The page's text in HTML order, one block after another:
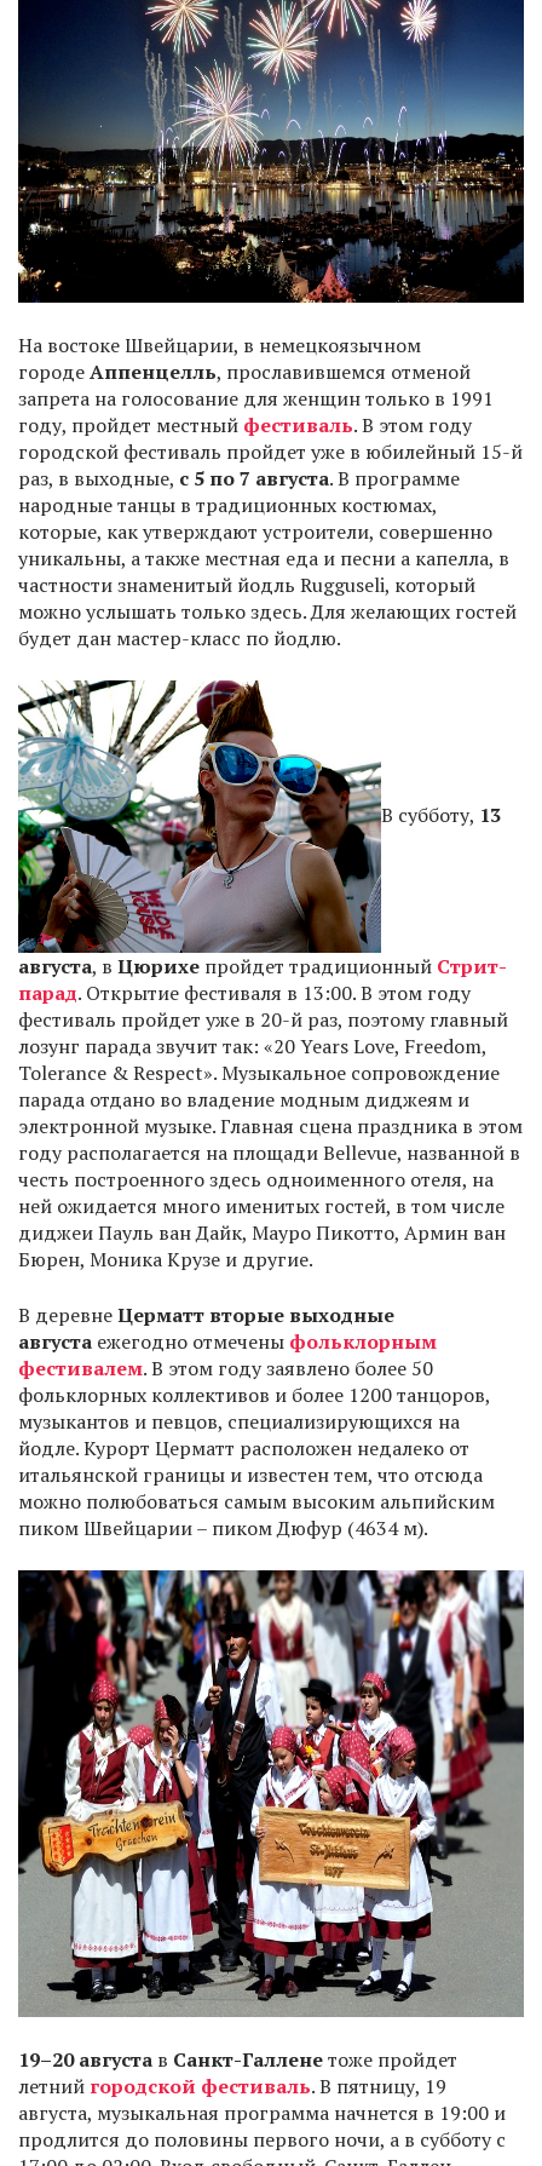
На востоке Швейцарии, в немецкоязычном
городеАппенцелль, прославившемся отменой
запрета на голосование для женщин только в 1991
году, пройдет местный фестиваль. В этом году
городской фестиваль пройдет уже в юбилейный 15-й
раз, в выходные, с 5 по 7 августа. В программе
народные танцы в традиционных костюмах,
которые, как утверждают устроители, совершенно
уникальны, а также местная еда и песни а капелла, в
частности знаменитый йодль Rugguseli, который
можно услышать только здесь. Для желающих гостей
будет дан мастер-класс по йодлю.
В субботу, 13
августа, в Цюрихе пройдет традиционный Стрит-
парад. Открытие фестиваля в 13:00. В этом году
фестиваль пройдет уже в 20-й раз, поэтому главный
лозунг парада звучит так: «20 Years Love, Freedom,
Tolerance & Respect». Музыкальное сопровождение
парада отдано во владение модным диджеям и
электронной музыке. Главная сцена праздника в этом
году располагается на площади Bellevue, названной в
честь построенного здесь одноименного отеля, на
ней ожидается много именитых гостей, в том числе
диджеи Пауль ван Дайк, Мауро Пикотто, Армин ван
Бюрен, Моника Крузе и другие.
В деревнеЦерматт вторые выходные
августа ежегодно отмечены фольклорным
фестивалем. В этом году заявлено более 50
фольклорных коллективов и более 1200 танцоров,
музыкантов и певцов, специализирующихся на
йодле. Курорт Церматт расположен недалеко от
итальянской границы и известен тем, что отсюда
можно полюбоваться самым высоким альпийским
пиком Швейцарии – пиком Дюфур (4634 м).
19–20 августа в Санкт-Галленетоже пройдет
летний городской фестиваль. В пятницу, 19
августа, музыкальная программа начнется в 19:00 и
продлится до половины первого ночи, а в субботу с